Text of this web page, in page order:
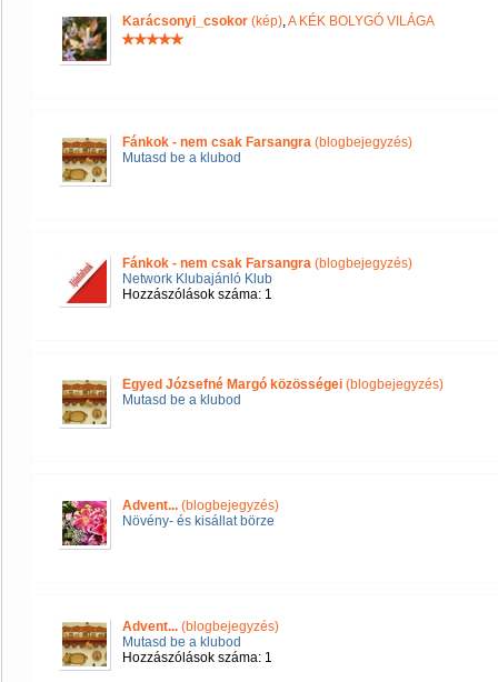
Karácsonyi_csokor (kép),A KÉK BOLYGÓ VILÁGA
Fánkok - nem csak Farsangra (blogbejegyzés)
Mutasd be a klubod
Fánkok - nem csak Farsangra (blogbejegyzés)
Network Klubajánló Klub
Hozzászólások száma: 1
Egyed Józsefné Margó közösségei (blogbejegyzés)
Mutasd be a klubod
Advent... (blogbejegyzés)
Növény- és kisállat börze
Advent... (blogbejegyzés)
Mutasd be a klubod
Hozzászólások száma: 1